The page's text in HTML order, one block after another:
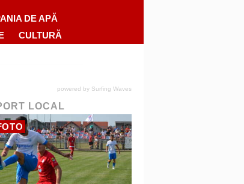
DE APĂ
CULTURĂ
powered by Surfing Waves
LOCAL